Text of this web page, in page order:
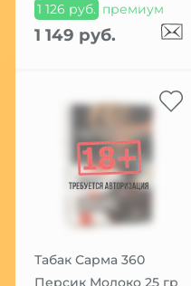
1 126 руб. премиум
1 149 руб.
Табак Сарма 360
Персик Молоко 25 гр